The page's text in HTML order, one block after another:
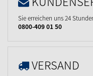
Sie erreichen uns 24
0800-409 01 50
VERSAND